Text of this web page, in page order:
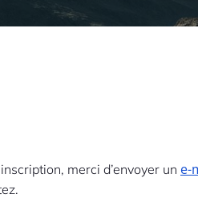
merci d’envoyer un e-